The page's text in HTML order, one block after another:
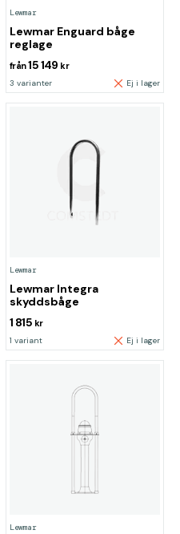
Lewmar
Lewmar Enguard båge
reglage
från15 149 kr
3 varianter Ej i lager
Lewmar
Lewmar Integra
skyddsbåge
1 815 kr
1 variant Ej i lager
Lewmar